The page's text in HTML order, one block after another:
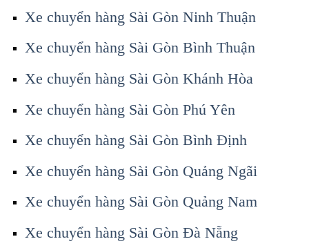
Xe chuyển hàng Sài Gòn Ninh Thuận
Xe chuyển hàng Sài Gòn Bình Thuận
Xe chuyển hàng Sài Gòn Khánh Hòa
Xe chuyển hàng Sài Gòn Phú Yên
Xe chuyển hàng Sài Gòn Bình Định
Xe chuyển hàng Sài Gòn Quảng Ngãi
Xe chuyển hàng Sài Gòn Quảng Nam
Xe chuyển hàng Sài Gòn Đà Nẵng